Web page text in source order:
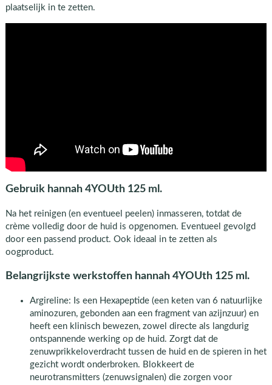
plaatselijk in te zetten.
Gebruik hannah 4YOUth 125 ml.
Na het reinigen (en eventueel peelen) inmasseren, totdat de
crème volledig door de huid is opgenomen. Eventueel gevolgd
door een passend product. Ook ideaal in te zetten als
oogproduct.
Belangrijkste werkstoffen hannah 4YOUth 125 ml.
Argireline: Is een Hexapeptide (een keten van 6 natuurlijke
aminozuren, gebonden aan een fragment van azijnzuur) en
heeft een klinisch bewezen, zowel directe als langdurig
ontspannende werking op de huid. Zorgt dat de
zenuwprikkeloverdracht tussen de huid en de spieren in het
gezicht wordt onderbroken. Blokkeert de
neurotransmitters (zenuwsignalen) die zorgen voor